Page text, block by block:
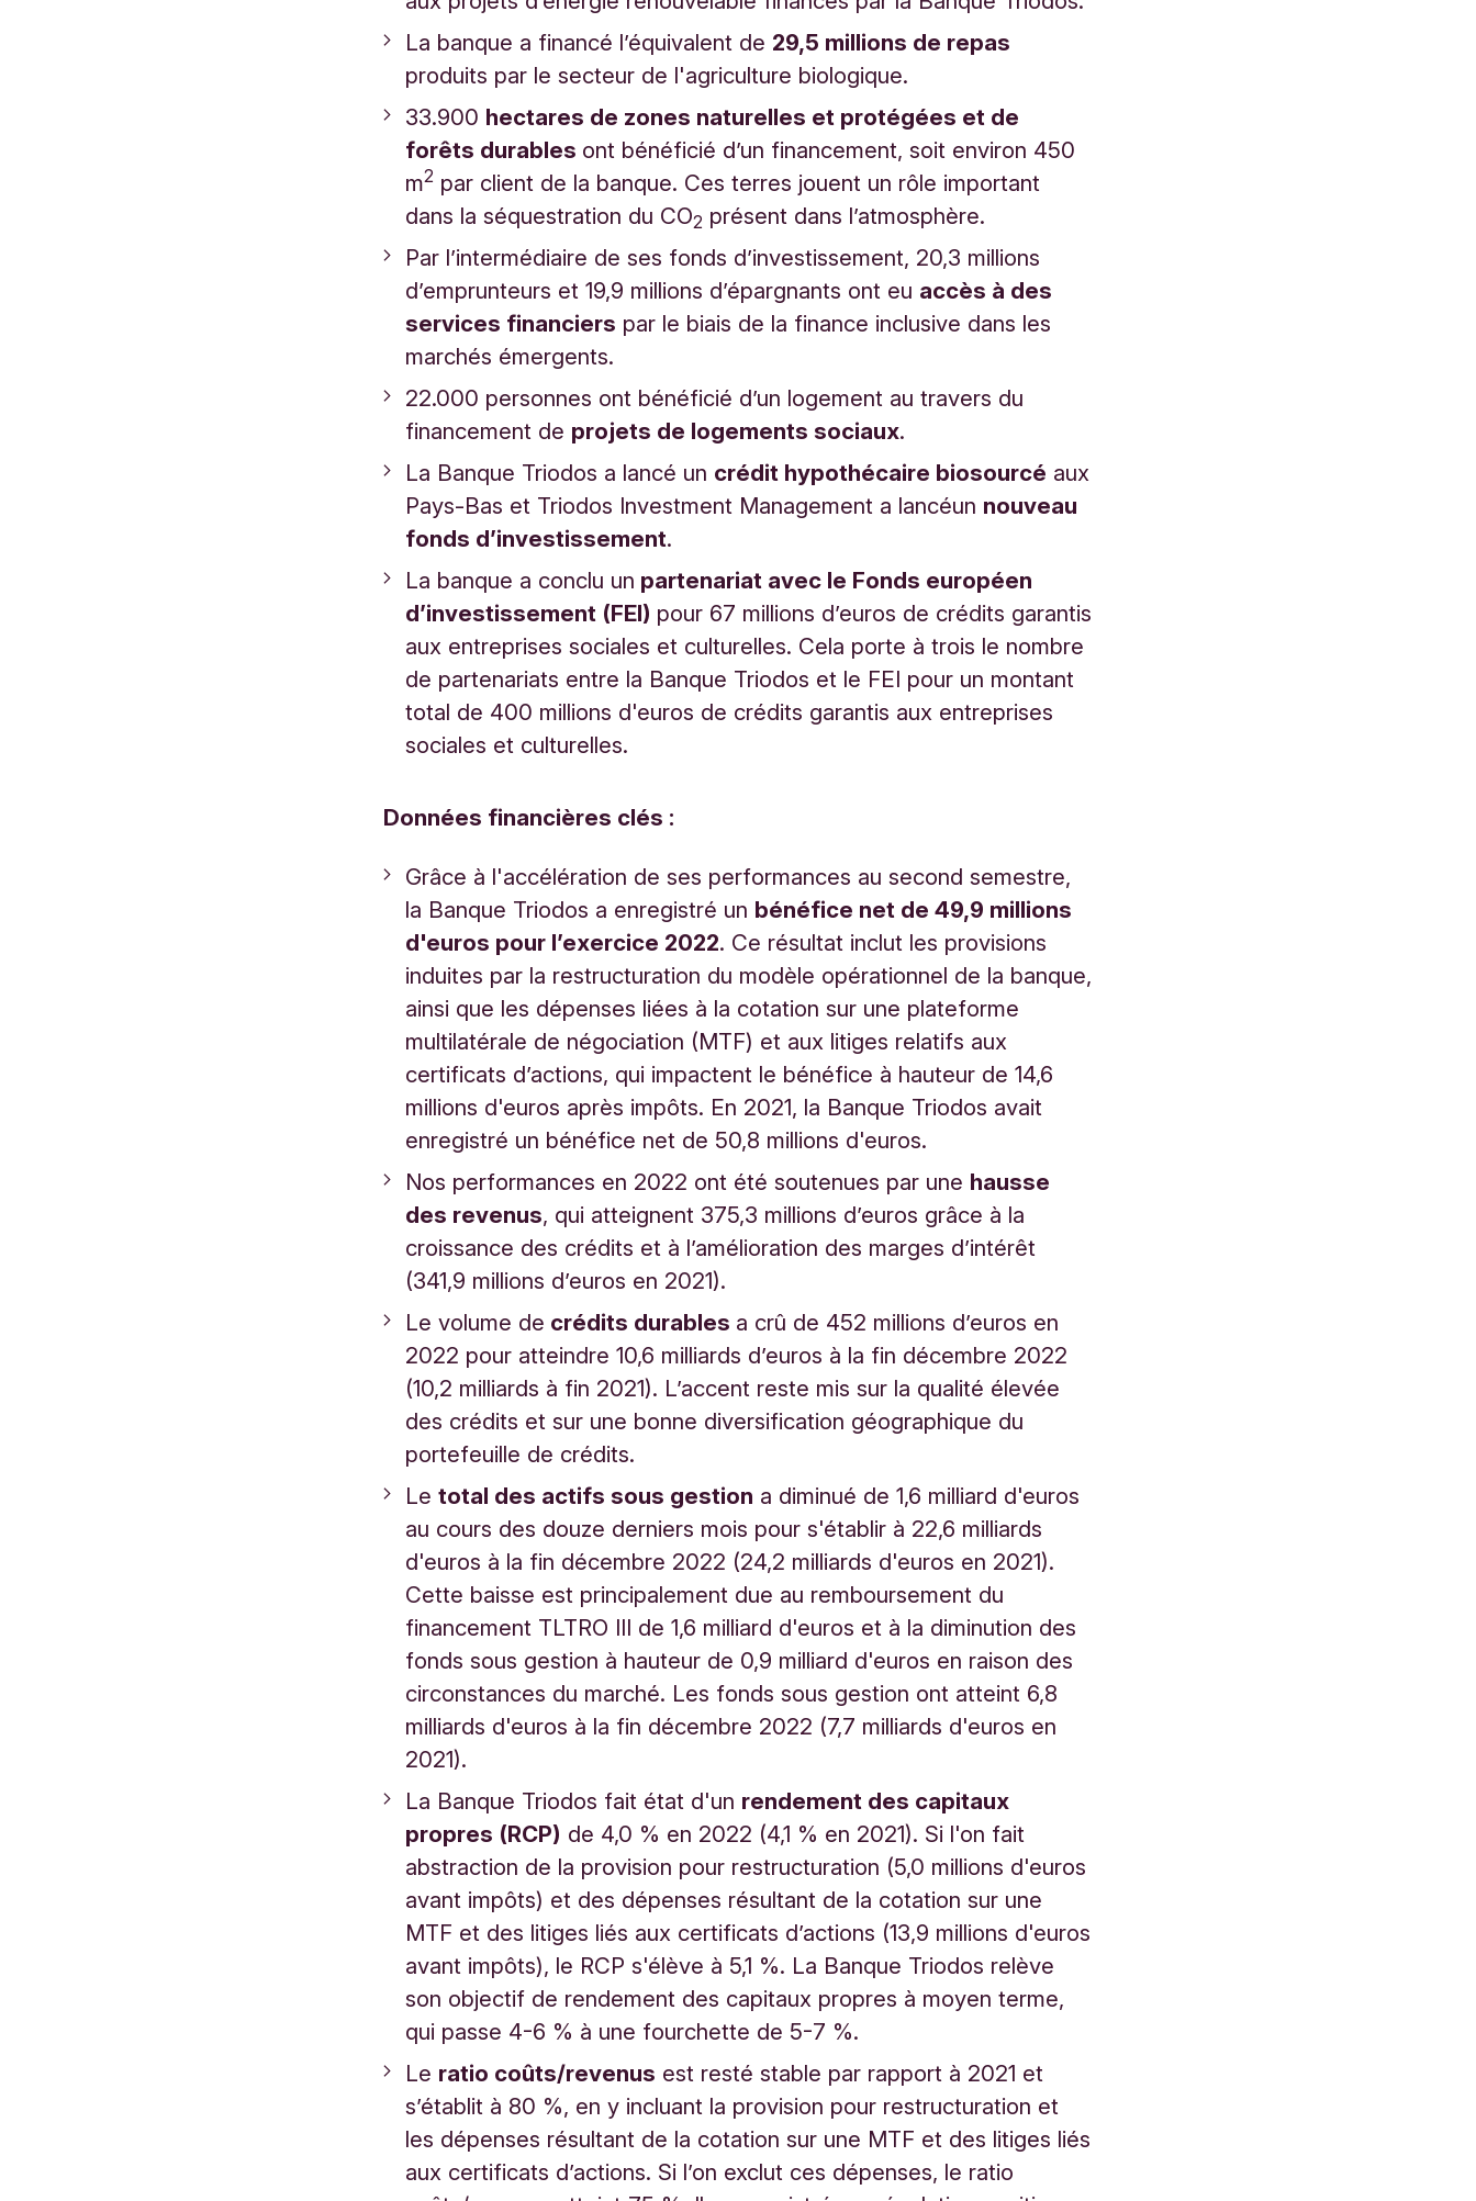
La banque a financé l’équivalent de 29,5 millions de repas
produits par le secteur de l'agriculture biologique.
33.900 hectares de zones naturelles et protégées et de
forêts durables ont bénéficié d’un financement, soit environ 450
m2 par client de la banque. Ces terres jouent un rôle important
dans la séquestration du CO2 présent dans l’atmosphère.
Par l’intermédiaire de ses fonds d’investissement, 20,3 millions
d’emprunteurs et 19,9 millions d’épargnants ont eu accès à des
services financiers par le biais de la finance inclusive dans les
marchés émergents.
22.000 personnes ont bénéficié d’un logement au travers du
financement de projets de logements sociaux.
La Banque Triodos a lancé un crédit hypothécaire biosourcé aux
Pays-Bas et Triodos Investment Management a lancéun nouveau
fonds d’investissement.
La banque a conclu un partenariat avec le Fonds européen
d’investissement (FEI) pour 67 millions d’euros de crédits garantis
aux entreprises sociales et culturelles. Cela porte à trois le nombre
de partenariats entre la Banque Triodos et le FEI pour un montant
total de 400 millions d'euros de crédits garantis aux entreprises
sociales et culturelles.
Données financières clés :
Grâce à l'accélération de ses performances au second semestre,
la Banque Triodos a enregistré un bénéfice net de 49,9 millions
d'euros pour l’exercice 2022. Ce résultat inclut les provisions
induites par la restructuration du modèle opérationnel de la banque,
ainsi que les dépenses liées à la cotation sur une plateforme
multilatérale de négociation (MTF) et aux litiges relatifs aux
certificats d’actions, qui impactent le bénéfice à hauteur de 14,6
millions d'euros après impôts. En 2021, la Banque Triodos avait
enregistré un bénéfice net de 50,8 millions d'euros.
Nos performances en 2022 ont été soutenues par une hausse
des revenus, qui atteignent 375,3 millions d’euros grâce à la
croissance des crédits et à l’amélioration des marges d’intérêt
(341,9 millions d’euros en 2021).
Le volume de crédits durables a crû de 452 millions d’euros en
2022 pour atteindre 10,6 milliards d’euros à la fin décembre 2022
(10,2 milliards à fin 2021). L’accent reste mis sur la qualité élevée
des crédits et sur une bonne diversification géographique du
portefeuille de crédits.
Letotal des actifs sous gestion a diminué de 1,6 milliard d'euros
au cours des douze derniers mois pour s'établir à 22,6 milliards
d'euros à la fin décembre 2022 (24,2 milliards d'euros en 2021).
Cette baisse est principalement due au remboursement du
financement TLTRO III de 1,6 milliard d'euros et à la diminution des
fonds sous gestion à hauteur de 0,9 milliard d'euros en raison des
circonstances du marché. Les fonds sous gestion ont atteint 6,8
milliards d'euros à la fin décembre 2022 (7,7 milliards d'euros en
2021).
La Banque Triodos fait état d'un rendement des capitaux
propres (RCP) de 4,0 % en 2022 (4,1 % en 2021). Si l'on fait
abstraction de la provision pour restructuration (5,0 millions d'euros
avant impôts) et des dépenses résultant de la cotation sur une
MTF et des litiges liés aux certificats d’actions (13,9 millions d'euros
avant impôts), le RCP s'élève à 5,1 %. La Banque Triodos relève
son objectif de rendement des capitaux propres à moyen terme,
qui passe 4-6 % à une fourchette de 5-7 %.
Le ratio coûts/revenus est resté stable par rapport à 2021 et
s’établit à 80 %, en y incluant la provision pour restructuration et
les dépenses résultant de la cotation sur une MTF et des litiges liés
aux certificats d’actions. Si l’on exclut ces dépenses, le ratio